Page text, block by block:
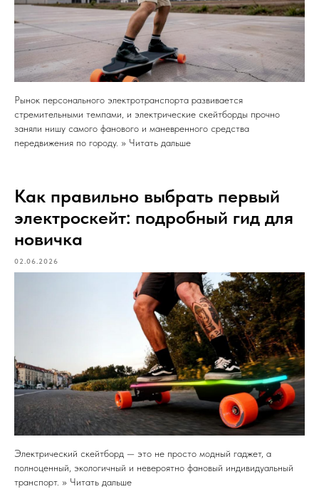
Рынок персонального электротранспорта развивается
стремительными темпами, и электрические скейтборды прочно
заняли нишу самого фанового и маневренного средства
передвижения по городу. >> Читать дальше
Как правильно выбрать первый
электроскейт: подробный гид для
новичка
02.06.2026
Электрический скейтборд — это не просто модный гаджет, а
полноценный, экологичный и невероятно фановый индивидуальный
транспорт. >> Читать дальше